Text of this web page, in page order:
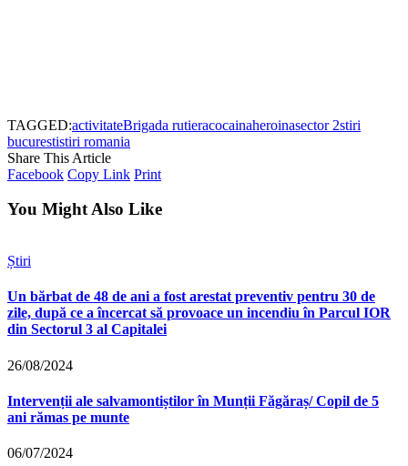
TAGGED:activitateBrigada rutieracocainaheroinasector 2stiri
bucurestistiri romania
Share This Article
Facebook Copy Link Print
You Might Also Like
Știri
Un bărbat de 48 de ani a fost arestat preventiv pentru 30 de
zile, după ce a încercat să provoace un incendiu în Parcul IOR
din Sectorul 3 al Capitalei
26/08/2024
Intervenții ale salvamontiștilor în Munții Făgăraș/ Copil de 5
ani rămas pe munte
06/07/2024